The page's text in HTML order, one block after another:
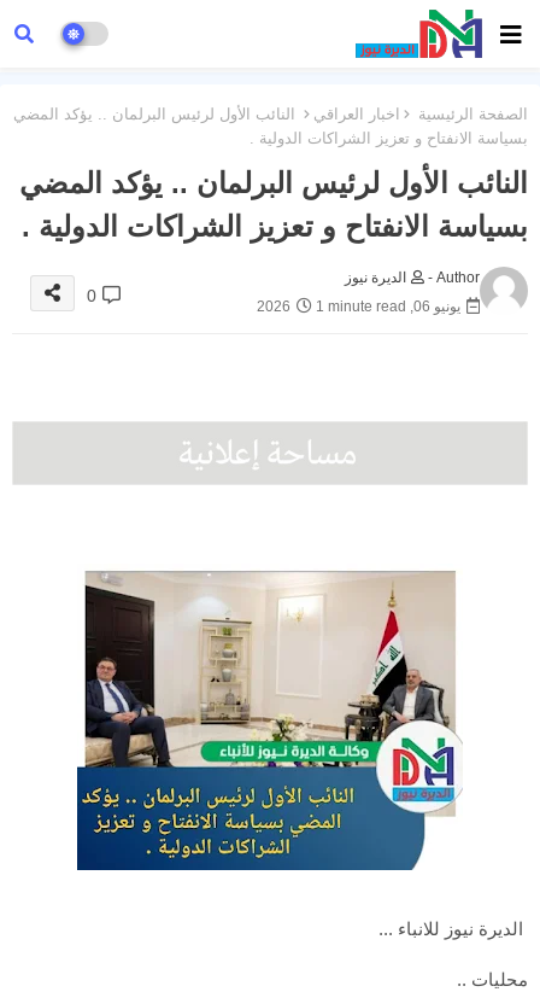
الصفحة الرئيسية اخبار العراقي
النائب الأول لرئيس البرلمان .. يؤكد المضي
بسياسة الانفتاح و تعزيز الشراكات الدولية .
النائب الأول لرئيس البرلمان .. يؤكد المضي
بسياسة الانفتاح و تعزيز الشراكات الدولية .
Author -
الديرة نيوز
يونيو 06, 2026
1 minute read
0
الديرة نيوز للانباء ...
محليات ..